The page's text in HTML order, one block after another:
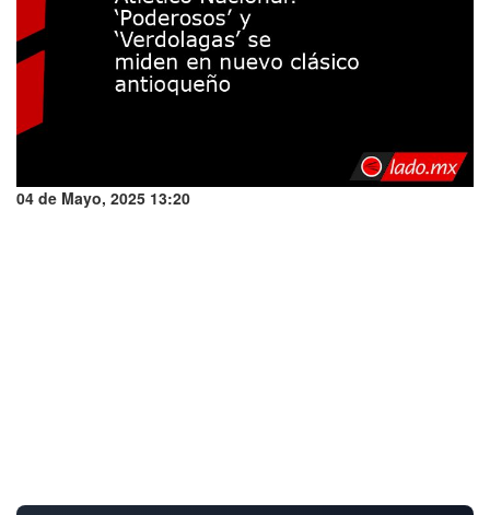
04 de Mayo, 2025 13:20